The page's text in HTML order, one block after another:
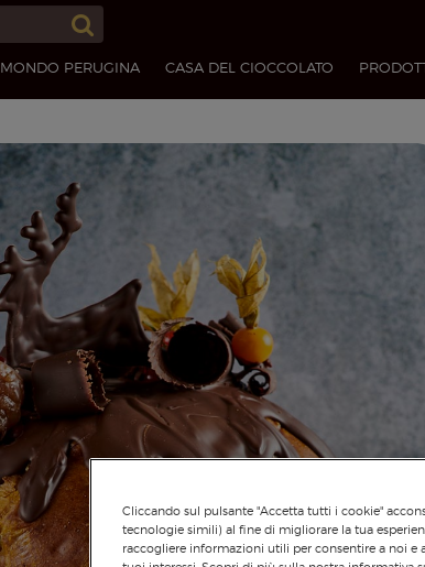
MONDO PERUGINA CASA DEL CIOCCOLATO
Cliccando sul pulsante "Accetta tutti i cookie"
tecnologie simili) al fine di migliorare la tua
raccogliere informazioni utili per consentire a noi